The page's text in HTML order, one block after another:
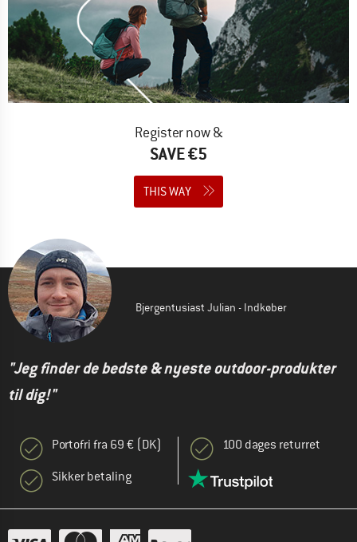
Register now &
SAVE €5
THIS WAY
Bjergentusiast Julian - Indkøber
"Jeg finder de bedste & nyeste outdoor-produkter
til dig!"
Portofri fra 69 € (DK)
Sikker betaling
100 dages returret